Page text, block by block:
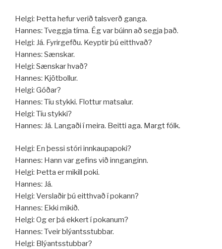
Helgi: Þetta hefur verið talsverð ganga.
Hannes: Tveggja tíma. Ég var búinn að segja það.
Helgi: Já. Fyrirgefðu. Keyptir þú eitthvað?
Hannes: Sænskar.
Helgi: Sænskar hvað?
Hannes: Kjötbollur.
Helgi: Góðar?
Hannes: Tíu stykki. Flottur matsalur.
Helgi: Tíu stykki?
Hannes: Já. Langaði í meira. Beitti aga. Margt fólk.
Helgi: En þessi stóri innkaupapoki?
Hannes: Hann var gefins við innganginn.
Helgi: Þetta er mikill poki.
Hannes: Já.
Helgi: Verslaðir þú eitthvað í pokann?
Hannes: Ekki mikið.
Helgi: Og er þá ekkert í pokanum?
Hannes: Tveir blýantsstubbar.
Helgi: Blýantsstubbar?